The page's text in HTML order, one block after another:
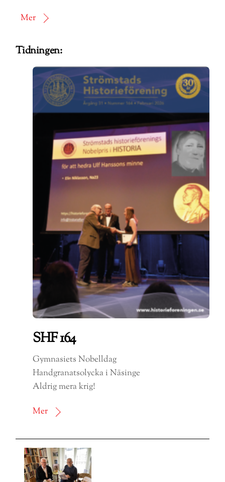
Mer
Tidningen:
SHF 164
Gymnasiets Nobelldag
Handgranatsolycka i Näsinge
Aldrig mera krig!
Mer